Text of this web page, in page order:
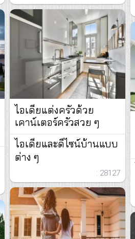
ไอเดียแต่งครัวด้วย
เคาน์เตอร์ครัวสวย ๆ
ไอเดียและดีไซน์บ้านแบบ
ต่าง ๆ
: 28127